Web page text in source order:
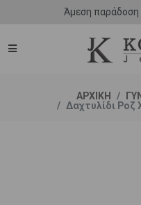
Άμεση παράδοση
ΑΡΧΙΚΗ
Δαχτυλίδι Ροζ